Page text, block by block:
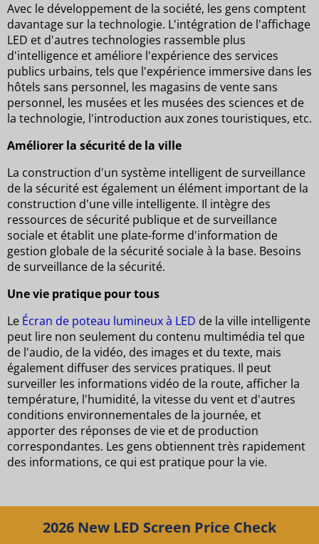
Avec le développement de la société, les gens comptent
davantage sur la technologie. L'intégration de l'affichage
LED et d'autres technologies rassemble plus
d'intelligence et améliore l'expérience des services
publics urbains, tels que l'expérience immersive dans les
hôtels sans personnel, les magasins de vente sans
personnel, les musées et les musées des sciences et de
la technologie, l'introduction aux zones touristiques, etc.
Améliorer la sécurité de la ville
La construction d'un système intelligent de surveillance
de la sécurité est également un élément important de la
construction d'une ville intelligente. Il intègre des
ressources de sécurité publique et de surveillance
sociale et établit une plate-forme d'information de
gestion globale de la sécurité sociale à la base. Besoins
de surveillance de la sécurité.
Une vie pratique pour tous
Le Écran de poteau lumineux à LED de la ville intelligente
peut lire non seulement du contenu multimédia tel que
de l'audio, de la vidéo, des images et du texte, mais
également diffuser des services pratiques. Il peut
surveiller les informations vidéo de la route, afficher la
température, l'humidité, la vitesse du vent et d'autres
conditions environnementales de la journée, et
apporter des réponses de vie et de production
correspondantes. Les gens obtiennent très rapidement
des informations, ce qui est pratique pour la vie.
2026 New LED Screen Price Check